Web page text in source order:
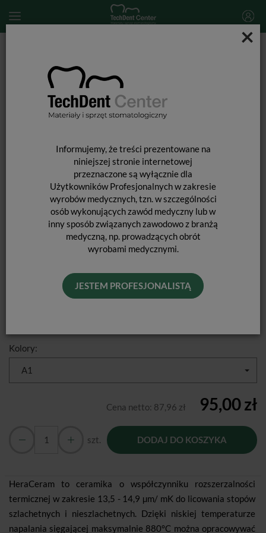
×
Informujemy, że treści prezentowane na
niniejszej stronie internetowej
przeznaczone są wyłącznie dla
Użytkowników Profesjonalnych w zakresie
wyrobów medycznych, tzn. w szczególności
osób wykonujących zawód medyczny lub w
inny sposób związanych zawodowo z branżą
medyczną, np. prowadzących obrót
wyrobami medycznymi.
JESTEM PROFESJONALISTĄ
HERACERAM OPAQUE PASTE / 2ML
KULZER
Jest
Kolory:
A1
Cena netto: 87,96 zł 95,00 zł
szt. DODAJ DO KOSZYKA
HeraCeram to ceramika o współczynniku rozszerzalności
termicznej w zakresie 13,5 - 14,9 µm/ mK do licowania stopów
szlachetnych i nieszlachetnych. Dzięki niskiej temperaturze
napalania sięgającej maksymalnie 880°C można opracowywać